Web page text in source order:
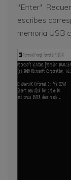
"Enter".
escribes
memoria USB